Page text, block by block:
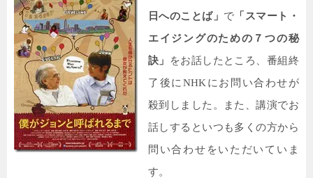
日へのことば」 で 「スマート・
エイジングのための７つの秘
訣」
をお話したところ、番組終
了後に NHK にお問い合わせが
殺到しました。また、講演でお
話しするといつも多くの方から
問い合わせをいただいていま
す。